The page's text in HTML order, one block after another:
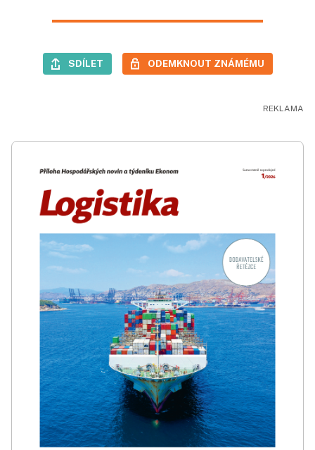
SDÍLET ODEMKNOUT ZNÁMÉMU